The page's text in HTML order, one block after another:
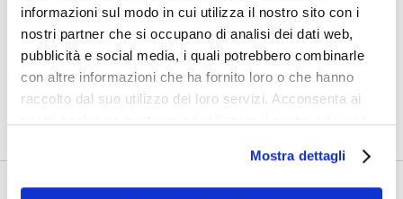
informazioni sul modo in cui utilizza il nostro sito con i
nostri partner che si occupano di analisi dei dati web,
pubblicità e social media, i quali potrebbero combinarle
con altre informazioni che ha fornito loro o che hanno
raccolto dal suo utilizzo dei loro servizi. Acconsenta ai
Mostra dettagli
0
PRECEDENTE